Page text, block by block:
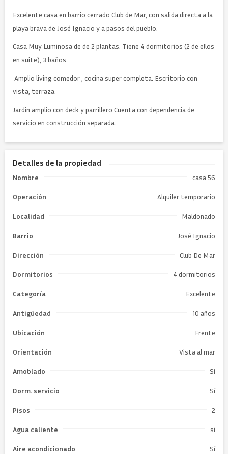
Excelente casa en barrio cerrado Club de Mar, con salida directa a la
playa brava de José Ignacio y a pasos del pueblo.
Casa Muy Luminosa de de 2 plantas. Tiene 4 dormitorios (2 de ellos
en suite), 3 baños.
Amplio living comedor , cocina super completa. Escritorio con
vista, terraza.
Jardin amplio con deck y parrillero.Cuenta con dependencia de
servicio en construcción separada.
Detalles de la propiedad
Nombre casa 56
Operación Alquiler temporario
Localidad Maldonado
Barrio José Ignacio
Dirección Club De Mar
Dormitorios 4 dormitorios
Categoría Excelente
Antigüedad 10 años
Ubicación Frente
Orientación Vista al mar
Amoblado Sí
Dorm. servicio Sí
Pisos 2
Agua caliente si
Aire acondicionado Sí